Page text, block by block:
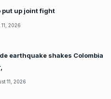
put up joint fight
2026
earthquake shakes Colombia
11, 2026